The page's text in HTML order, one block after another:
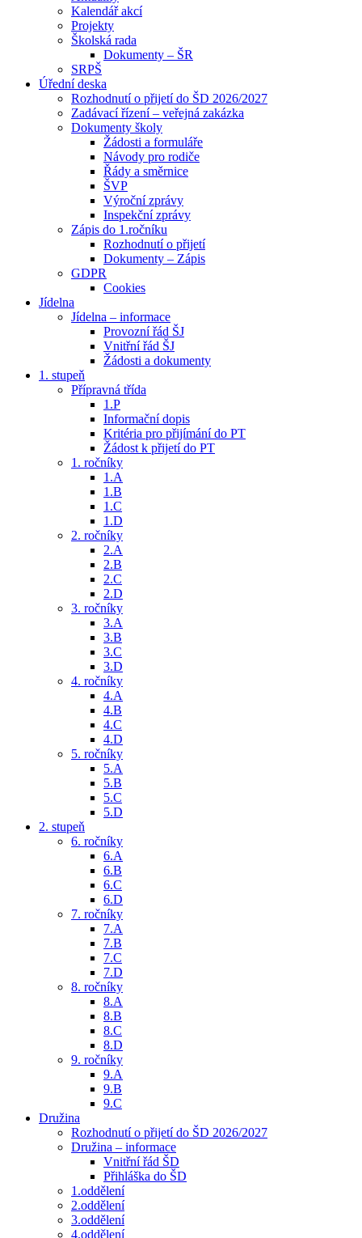
Kalendář akcí
Projekty
Školská rada
Dokumenty – ŠR
SRPŠ
Úřední deska
Rozhodnutí o přijetí do ŠD 2026/2027
Zadávací řízení – veřejná zakázka
Dokumenty školy
Žádosti a formuláře
Návody pro rodiče
Řády a směrnice
ŠVP
Výroční zprávy
Inspekční zprávy
Zápis do 1.ročníku
Rozhodnutí o přijetí
Dokumenty – Zápis
GDPR
Cookies
Jídelna
Jídelna – informace
Provozní řád ŠJ
Vnitřní řád ŠJ
Žádosti a dokumenty
1. stupeň
Přípravná třída
1.P
Informační dopis
Kritéria pro přijímání do PT
Žádost k přijetí do PT
1. ročníky
1.A
1.B
1.C
1.D
2. ročníky
2.A
2.B
2.C
2.D
3. ročníky
3.A
3.B
3.C
3.D
4. ročníky
4.A
4.B
4.C
4.D
5. ročníky
5.A
5.B
5.C
5.D
2. stupeň
6. ročníky
6.A
6.B
6.C
6.D
7. ročníky
7.A
7.B
7.C
7.D
8. ročníky
8.A
8.B
8.C
8.D
9. ročníky
9.A
9.B
9.C
Družina
Rozhodnutí o přijetí do ŠD 2026/2027
Družina – informace
Vnitřní řád ŠD
Přihláška do ŠD
1.oddělení
2.oddělení
3.oddělení
4.oddělení